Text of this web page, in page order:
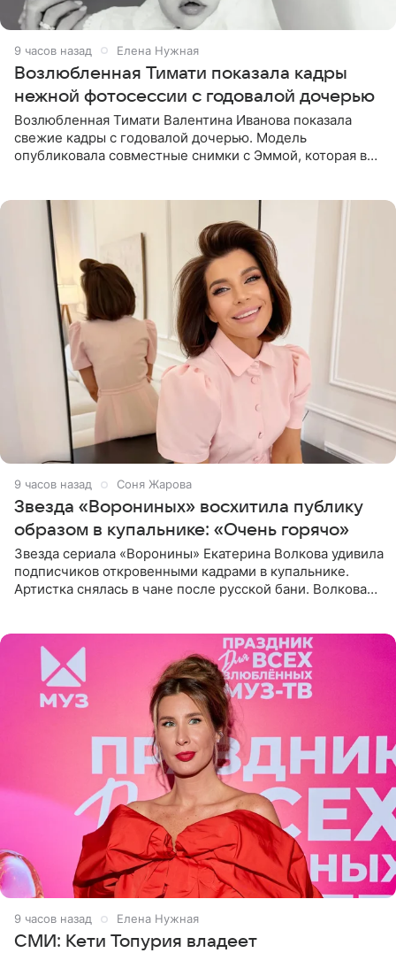
9 часов назад Елена Нужная
Возлюбленная Тимати показала кадры
нежной фотосессии с годовалой дочерью
Возлюбленная Тимати Валентина Иванова показала
свежие кадры с годовалой дочерью. Модель
опубликовала совместные снимки с Эммой, которая в
9 часов назад Соня Жарова
Звезда «Ворониных» восхитила публику
образом в купальнике: «Очень горячо»
Звезда сериала «Воронины» Екатерина Волкова удивила
подписчиков откровенными кадрами в купальнике.
Артистка снялась в чане после русской бани. Волкова
9 часов назад Елена Нужная
СМИ: Кети Топурия владеет